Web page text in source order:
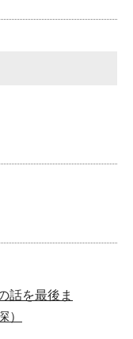
話を最後ま
）